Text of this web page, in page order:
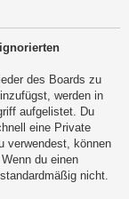
des Boards zu
werden in
aufgelistet. Du
eine Private
verwendest, können
du einen
nicht.